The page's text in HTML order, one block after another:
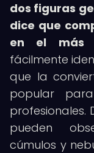
dos figuras
dice que
en el más
fácilmente
que la
popular
profesionales.
pueden
cúmulos y